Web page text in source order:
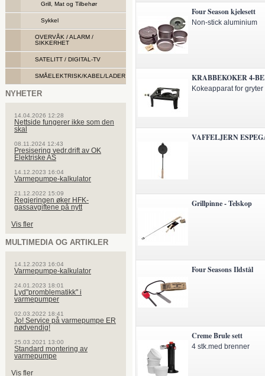
Grill, Mat og Tilbehør
Sykkel
OVERVÅK / ALARM /
SIKKERHET
SATELITT / DIGITAL-TV
SMÅELEKTRISK/KABEL/LADER
NYHETER
14.04.2026 12:28
Nettside fungerer ikke som den
skal
08.11.2024 12:43
Presisering vedr.drift av OK
Elektriske AS
14.12.2023 16:04
Varmepumpe-kalkulator
21.12.2022 15:09
Regjeringen øker HFK-
gassavgiftene på nytt
Vis fler
MULTIMEDIA OG ARTIKLER
14.12.2023 16:04
Varmepumpe-kalkulator
24.01.2023 18:01
Lyd"promblematikk" i
varmepumper
02.03.2022 18:41
Jo! Service på varmepumpe ER
nødvendig!
25.03.2021 13:00
Standard montering av
varmepumpe
Vis fler
Four Season kjelesett
Non-stick aluminium
KRABBEKOKER 4-
Kokeapparat for gryter
VAFFELJERN
Grillpinne - Telskop
Four Seasons Ildstål
Creme Brule sett
4 stk.med brenner